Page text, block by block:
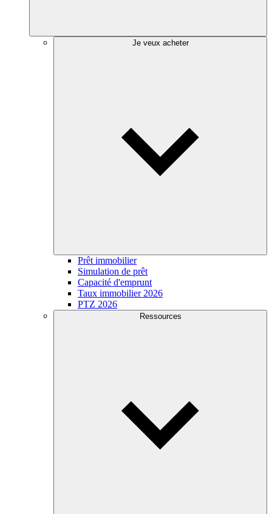
Je veux acheter
Prêt immobilier
Simulation de prêt
Capacité d'emprunt
Taux immobilier 2026
PTZ 2026
Ressources